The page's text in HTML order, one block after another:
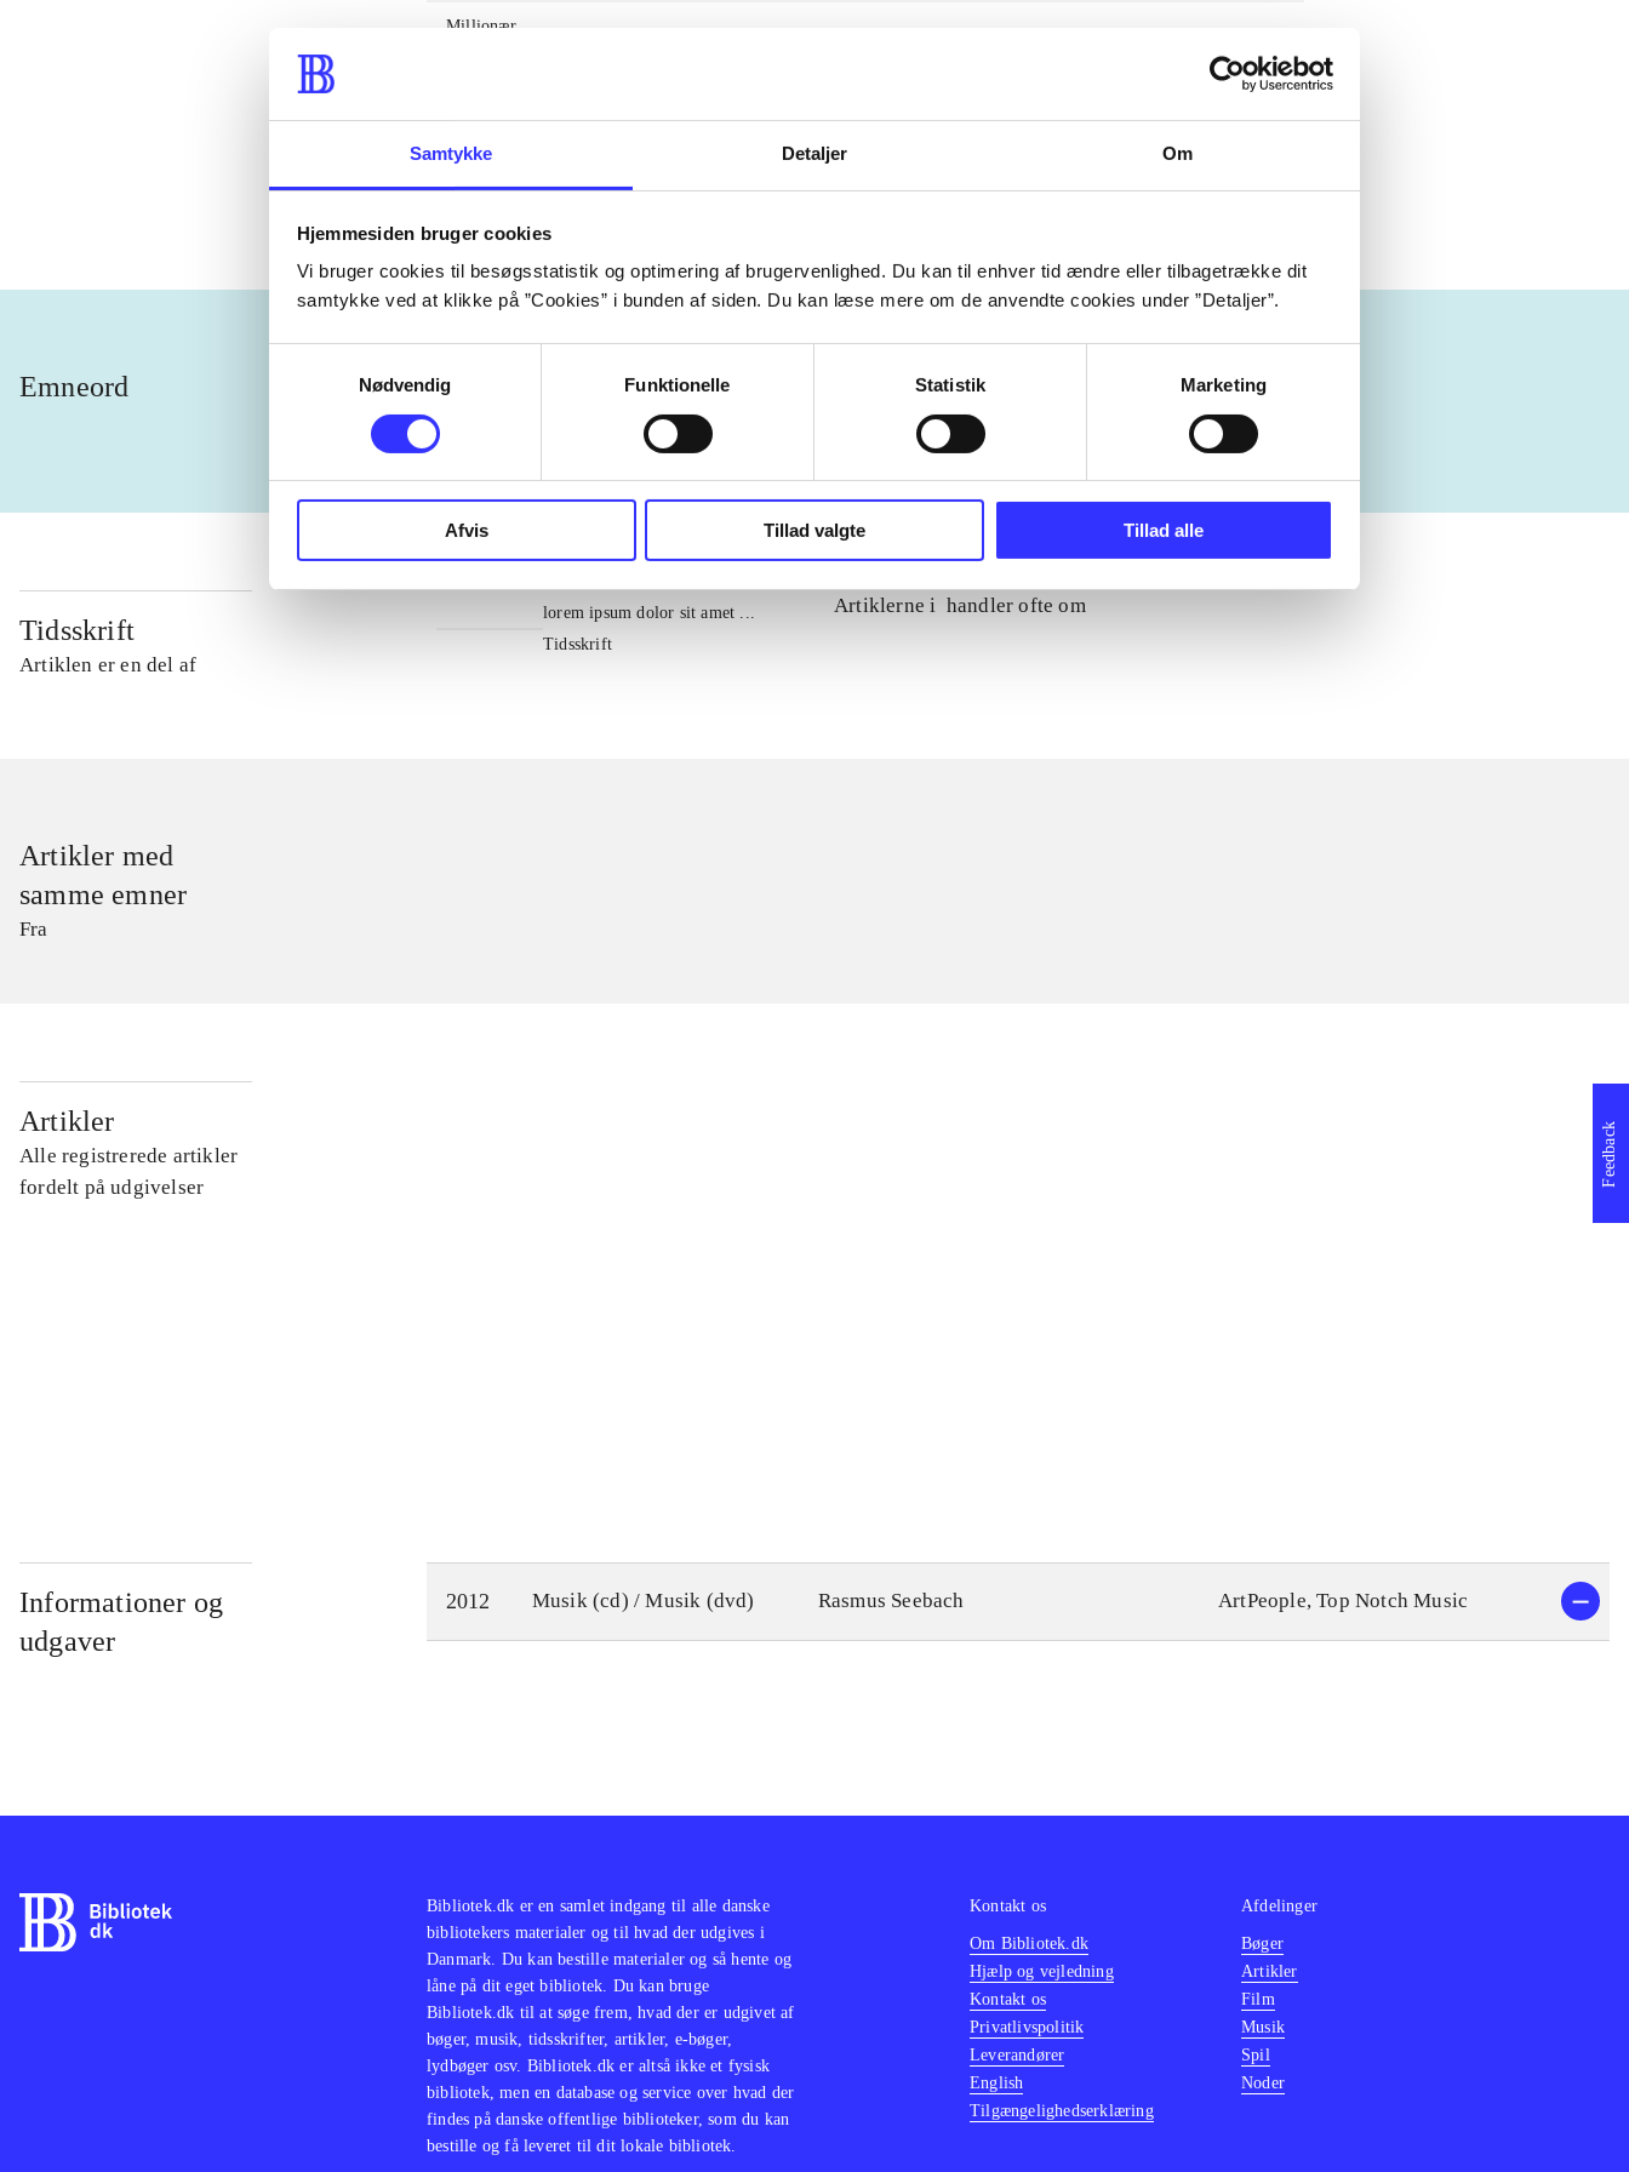
Samtykke Detaljer Om
Hjemmesiden bruger cookies
Vi bruger cookies til besøgsstatistik og optimering af brugervenlighed. Du kan til enhver tid ændre eller tilbagetrække dit
samtykke ved at klikke på ”Cookies” i bunden af siden. Du kan læse mere om de anvendte cookies under ”Detaljer”.
Nødvendig
Funktionelle Statistik Marketing
Afvis Tillad valgte Tillad alle
Millionær
Natteravn
Under stjernerne på himlen
Emneord vokal Danmark 2010'erne
Tidsskrift
Artiklen er en del af
lorem ipsum dolor sit amet ...
Tidsskrift
Artiklerne i handler ofte om
Artikler med
samme emner
Fra
Artikler
Alle registrerede artikler
fordelt på udgivelser
Informationer og
udgaver
2012 Musik (cd) / Musik (dvd) Rasmus Seebach ArtPeople, Top Notch Music
Feedback
Bibliotek.dk er en samlet indgang til alle danske
bibliotekers materialer og til hvad der udgives i
Danmark. Du kan bestille materialer og så hente og
låne på dit eget bibliotek. Du kan bruge
Bibliotek.dk til at søge frem, hvad der er udgivet af
bøger, musik, tidsskrifter, artikler, e-bøger,
lydbøger osv. Bibliotek.dk er altså ikke et fysisk
bibliotek, men en database og service over hvad der
findes på danske offentlige biblioteker, som du kan
bestille og få leveret til dit lokale bibliotek.
Kontakt os
Om Bibliotek.dk
Hjælp og vejledning
Kontakt os
Privatlivspolitik
Leverandører
English
Tilgængelighedserklæring
Afdelinger
Bøger
Artikler
Film
Musik
Spil
Noder